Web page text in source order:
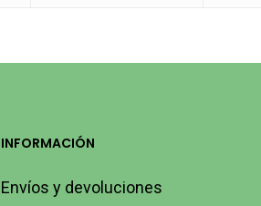
INFORMACIÓN
Envíos y devoluciones